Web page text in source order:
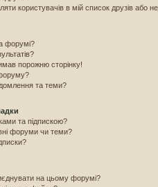
користувачів в мій список друзів або
форумі?
порожню сторінку!
та теми?
та підпискою?
форуми чи теми?
на цьому форумі?